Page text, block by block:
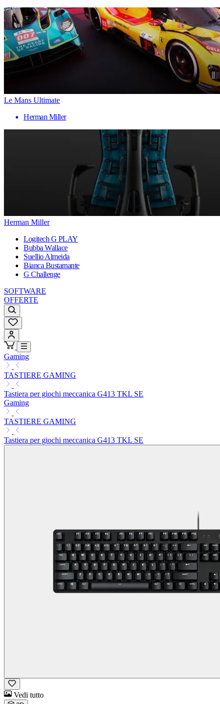
Le Mans Ultimate
Herman Miller
Herman Miller
Logitech G PLAY
Bubba Wallace
Suellio Almeida
Bianca Bustamante
G Challenge
SOFTWARE
OFFERTE
Gaming
TASTIERE GAMING
Tastiera per giochi meccanica G413 TKL SE
Gaming
TASTIERE GAMING
Tastiera per giochi meccanica G413 TKL SE
Vedi tutto